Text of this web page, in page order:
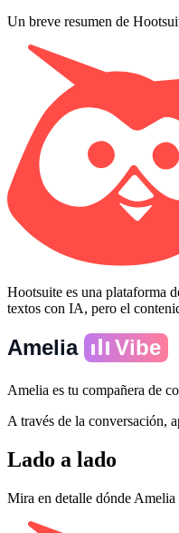
Un breve resumen de
Hootsuite es una plataforma
textos con IA, pero el
Amelia Vibe
Amelia es tu compañera de
A través de la conversación,
Lado a lado
Mira en detalle dónde Amelia